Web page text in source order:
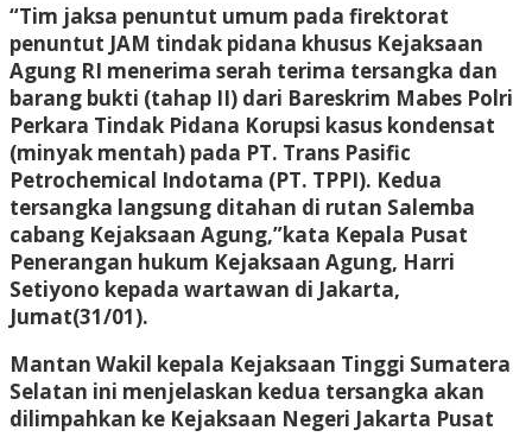
“Tim jaksa penuntut umum pada firektorat
penuntut JAM tindak pidana khusus Kejaksaan
Agung RI menerima serah terima tersangka dan
barang bukti (tahap II) dari Bareskrim Mabes Polri
Perkara Tindak Pidana Korupsi kasus kondensat
(minyak mentah) pada PT. Trans Pasific
Petrochemical Indotama (PT. TPPI). Kedua
tersangka langsung ditahan di rutan Salemba
cabang Kejaksaan Agung,”kata Kepala Pusat
Penerangan hukum Kejaksaan Agung, Harri
Setiyono kepada wartawan di Jakarta,
Jumat(31/01).
Mantan Wakil kepala Kejaksaan Tinggi Sumatera
Selatan ini menjelaskan kedua tersangka akan
dilimpahkan ke Kejaksaan Negeri Jakarta Pusat